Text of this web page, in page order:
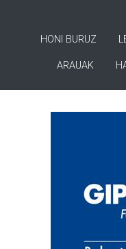
HONI BURUZ
ARAUAK